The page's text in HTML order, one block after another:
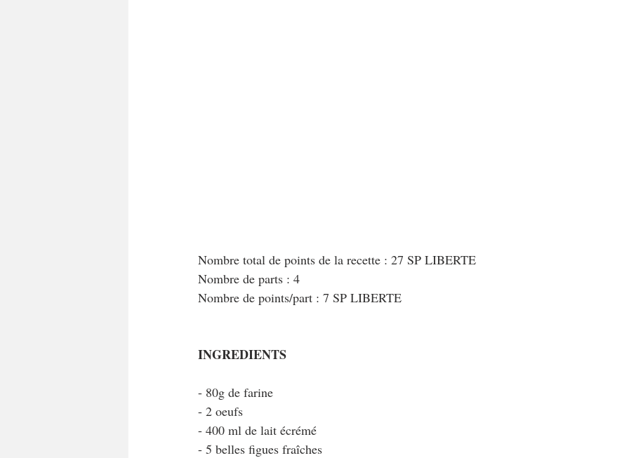
Nombre total de points de la recette : 27 SP LIBERTE
Nombre de parts : 4
Nombre de points/part : 7 SP LIBERTE
INGREDIENTS
- 80g de farine
- 2 oeufs
- 400 ml de lait écrémé
- 5 belles figues fraîches